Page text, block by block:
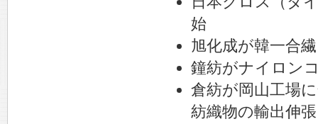
始
旭化成が韓一合
鐘紡がナイロン
倉紡が岡山工場
紡織物の輸出伸張